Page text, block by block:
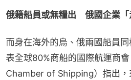
俄籍船員或無糧出　俄國企業「
而身在海外的烏、俄兩國船員
表全球80%商船的國際航運商
Chamber of Shipping）指出，